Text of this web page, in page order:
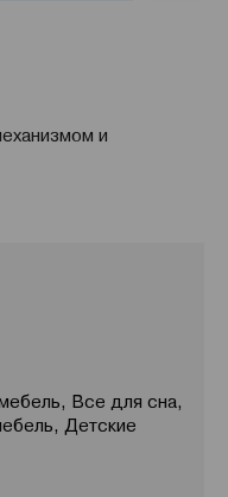
и
Все для сна,
Детские